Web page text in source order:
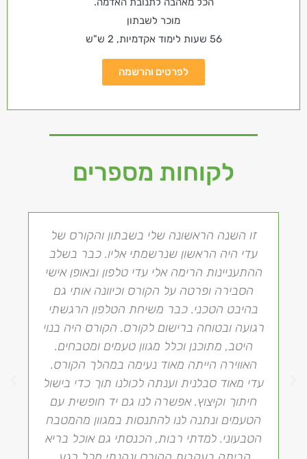
מוכר לשבתון
56 שעות לימוד אקדמיות, 2 ש"ש
לפרטים והרשמה
לקוחות מספרים
זו השנה הראשונה שלי בשבתון והקורס של
עדי היה הראשון שנרשמתי אליו. כבר בשלב
ההתעניינות הרימה אלי עדי טלפון ובאופן אישי
הסבירה ופרטה על הקורס וכיוונה אותי גם
בהיבט הטכני. כבר משיחת הטלפון הרגשתי
רגועה ובטוחה ברישום לקורס. הקורס היה בנוי
היטב, מתוכנן וכלל מגוון טעמים ומטבחים.
האווירה הייתה מאוד נעימה במהלך הקורס.
עדי מאוד סבלנית וענתה לכולנו תוך כדי בישול
חיתוך וקיצוץ. אפשרה לנו גם יד חופשית עם
הטעמים ונתנה לנו להתנסות במגוון מהמטבח
הטבעוני. למדתי רבות, הכנסתי גם אוכל בריא